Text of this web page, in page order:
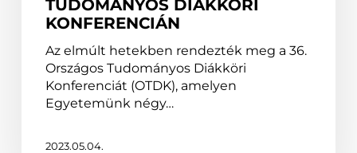
Diákköri
Konferencián
TUDOMÁNYOS DIÁKKÖRI
KONFERENCIÁN
Az elmúlt hetekben rendezték meg a 36.
Országos Tudományos Diákköri
Konferenciát (OTDK), amelyen
Egyetemünk négy…
2023.05.04.